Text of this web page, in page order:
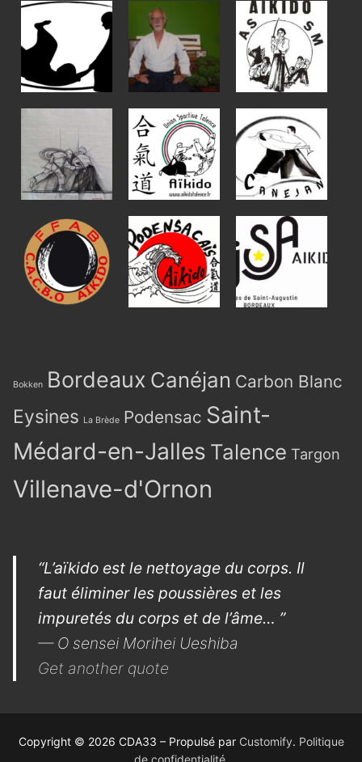
Bokken Bordeaux Canéjan Carbon Blanc
Eysines La Brède Podensac Saint-
Médard-en-Jalles Talence Targon
Villenave-d'Ornon
“L’aïkido est le nettoyage du corps. Il
faut éliminer les poussières et les
impuretés du corps et de l’âme… ”
— O sensei Morihei Ueshiba
Get another quote
Copyright © 2026 CDA33 – Propulsé par Customify. Politique